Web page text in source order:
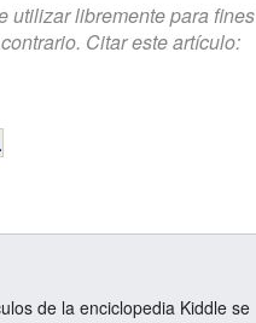
libremente para fines
Citar este artículo:
.
de la enciclopedia Kiddle se